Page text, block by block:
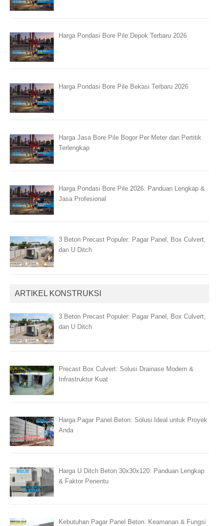
Harga Pondasi Bore Pile Depok Terbaru 2026
Harga Pondasi Bore Pile Bekasi Terbaru 2026
Harga Jasa Bore Pile Bogor Per Meter dan Pertitik
Terlengkap
Harga Pondasi Bore Pile 2026: Panduan Lengkap &
Jasa Profesional
3 Beton Precast Populer: Pagar Panel, Box Culvert,
dan U Ditch
ARTIKEL KONSTRUKSI
3 Beton Precast Populer: Pagar Panel, Box Culvert,
dan U Ditch
Precast Box Culvert: Solusi Drainase Modern &
Infrastruktur Kuat
Harga Pagar Panel Beton: Solusi Ideal untuk Proyek
Anda
Harga U Ditch Beton 30x30x120: Panduan Lengkap
& Faktor Penentu
Kebutuhan Pagar Panel Beton: Keamanan & Fungsi